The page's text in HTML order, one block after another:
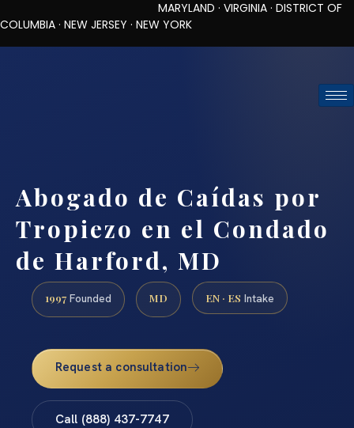
MARYLAND · VIRGINIA · DISTRICT OF
COLUMBIA · NEW JERSEY · NEW YORK
Abogado de Caídas por
Tropiezo en el Condado
de Harford, MD
1997 Founded MD EN · ES Intake
Request a consultation
Call (888) 437-7747